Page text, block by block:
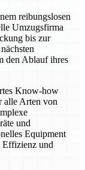
reibungslosen
Umzugsfirma
bis zur
den Ablauf ihres
Know-how
alle Arten von
und
Equipment
Effizienz und